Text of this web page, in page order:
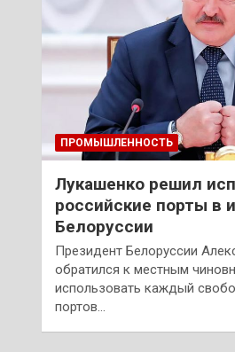
ПРОМЫШЛЕННОСТЬ
Лукашенко решил
российские порты в
Белоруссии
Президент Белоруссии
обратился к местным
использовать каждый
портов…